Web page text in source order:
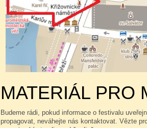
MATERIÁL PRO
Budeme rádi, pokud informace o festivalu
propagovat, neváhejte nás kontaktovat. Vězte